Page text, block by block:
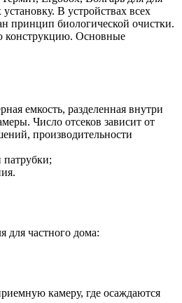
установку. В устройствах всех
принцип биологической очистки.
конструкцию. Основные
емкость, разделенная внутри
Число отсеков зависит от
производительности
для частного дома:
камеру, где осаждаются